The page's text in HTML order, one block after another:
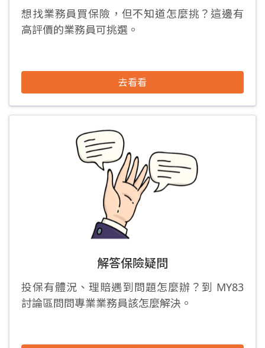
想找業務員買保險，但不知道怎麼挑？這邊有
高評價的業務員可挑選。
去看看
解答保險疑問
投保有體況、理賠遇到問題怎麼辦？到 MY83
討論區問問專業業務員該怎麼解決。